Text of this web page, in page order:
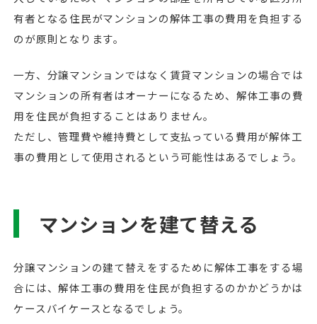
有者となる住民がマンションの解体工事の費用を負担する
のが原則となります。
一方、分譲マンションではなく賃貸マンションの場合では
マンションの所有者はオーナーになるため、解体工事の費
用を住民が負担することはありません。
ただし、管理費や維持費として支払っている費用が解体工
事の費用として使用されるという可能性はあるでしょう。
マンションを建て替える
分譲マンションの建て替えをするために解体工事をする場
合には、解体工事の費用を住民が負担するのかかどうかは
ケースバイケースとなるでしょう。